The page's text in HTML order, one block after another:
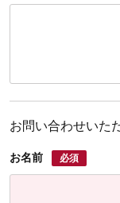
お問い合わせいた
お名前 必須